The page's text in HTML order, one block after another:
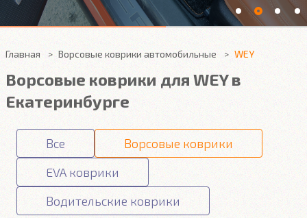
Главная Ворсовые коврики автомобильные WEY
Ворсовые коврики для WEY в
Екатеринбурге
Все
Ворсовые коврики
EVA коврики
Водительские коврики